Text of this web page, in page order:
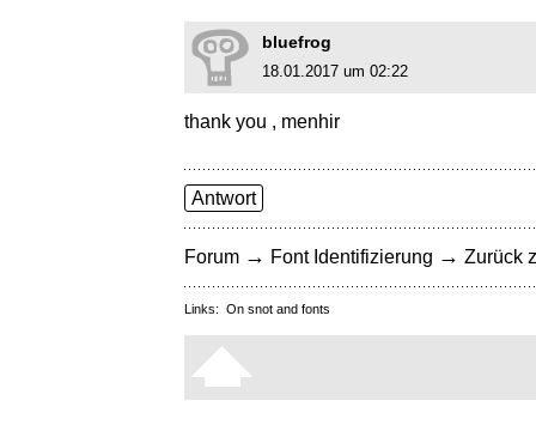
bluefrog
18.01.2017 um 02:22
thank you , menhir
Antwort
Forum → Font Identifizierung → Zurück
Links: On snot and fonts